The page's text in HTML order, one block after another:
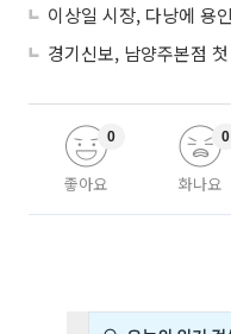
좋아요
0
화나요
0